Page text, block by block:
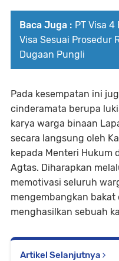
Baca Juga : PT Visa
Visa Sesuai Prosedur
Dugaan Pungli
Pada kesempatan ini
cinderamata berupa
karya warga binaan
secara langsung oleh
kepada Menteri Hukum
Agtas. Diharapkan
memotivasi seluruh
mengembangkan bakat
menghasilkan sebuah
Artikel Selanjutnya